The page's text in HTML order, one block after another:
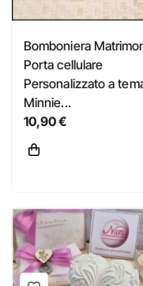
Bomboniera
Porta cellulare
Personalizzato a
Minnie...
10,90 €